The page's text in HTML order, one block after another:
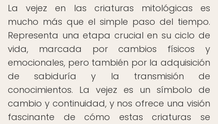
La vejez en las criaturas mitológicas es
mucho más que el simple paso del tiempo.
Representa una etapa crucial en su ciclo de
vida, marcada por cambios físicos y
emocionales, pero también por la adquisición
de sabiduría y la transmisión de
conocimientos. La vejez es un símbolo de
cambio y continuidad, y nos ofrece una visión
fascinante de cómo estas criaturas se